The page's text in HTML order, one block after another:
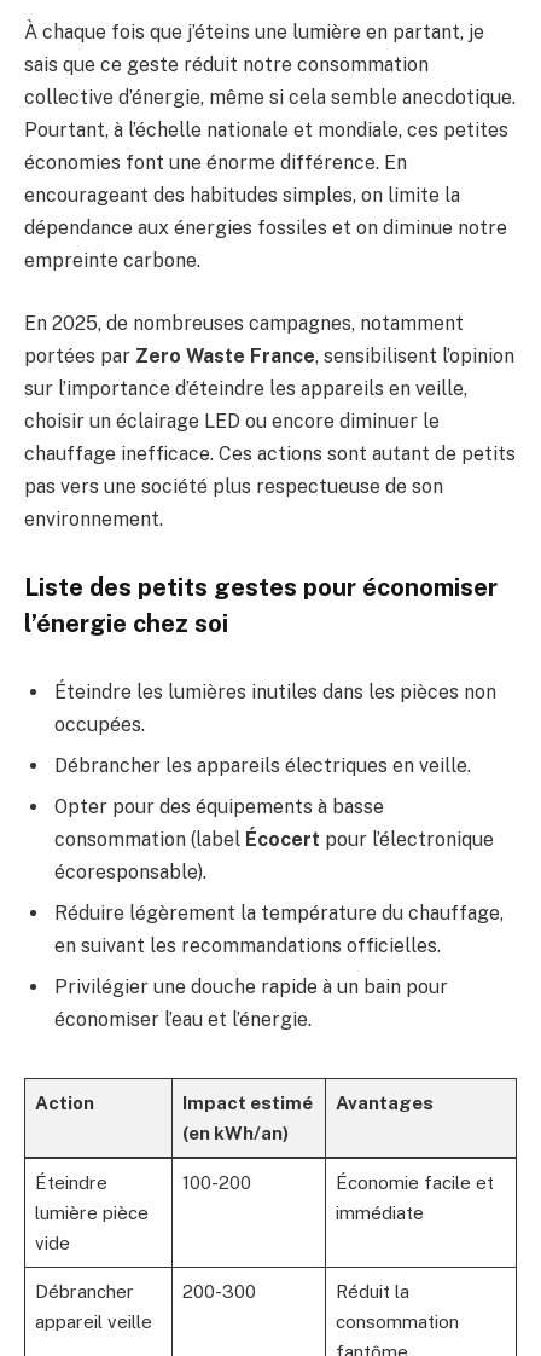
À chaque fois que j’éteins une lumière en partant, je
sais que ce geste réduit notre consommation
collective d’énergie, même si cela semble anecdotique.
Pourtant, à l’échelle nationale et mondiale, ces petites
économies font une énorme différence. En
encourageant des habitudes simples, on limite la
dépendance aux énergies fossiles et on diminue notre
empreinte carbone.
En 2025, de nombreuses campagnes, notamment
portées par Zero Waste France, sensibilisent l’opinion
sur l’importance d’éteindre les appareils en veille,
choisir un éclairage LED ou encore diminuer le
chauffage inefficace. Ces actions sont autant de petits
pas vers une société plus respectueuse de son
environnement.
Liste des petits gestes pour économiser
l’énergie chez soi
Éteindre les lumières inutiles dans les pièces non
occupées.
Débrancher les appareils électriques en veille.
Opter pour des équipements à basse
consommation (label Écocert pour l’électronique
écoresponsable).
Réduire légèrement la température du chauffage,
en suivant les recommandations officielles.
Privilégier une douche rapide à un bain pour
économiser l’eau et l’énergie.
Action
Impact estimé
(en kWh/an)
Avantages
Éteindre
lumière pièce
vide
100-200
Économie facile et
immédiate
Débrancher
appareil veille
200-300
Réduit la
consommation